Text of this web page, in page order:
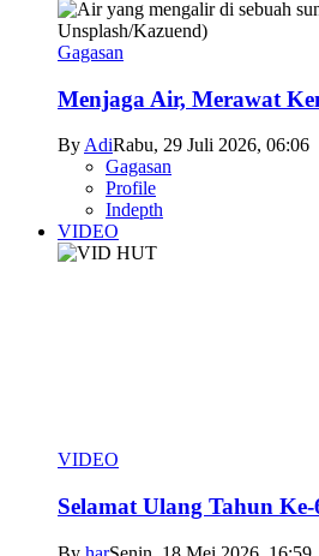
Gagasan
Menjaga Air, Merawat
ByAdiRabu, 29 Juli 2026, 06:06
Gagasan
Profile
Indepth
VIDEO
VIDEO
Selamat Ulang Tahun